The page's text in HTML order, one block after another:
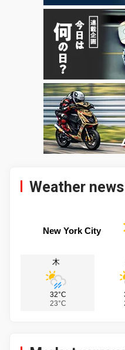
Weather news
New York City
木
32°C
23°C